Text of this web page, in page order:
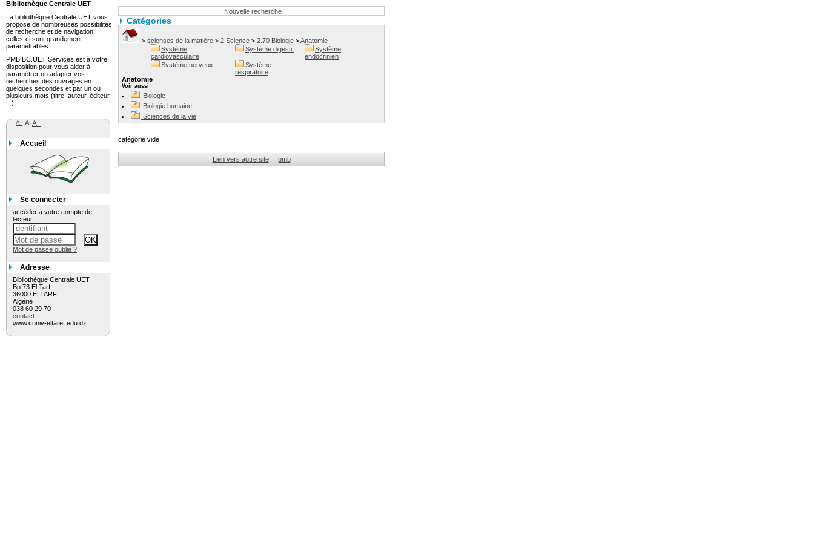
Nouvelle recherche
Catégories
> scienses de la matière > 2 Science > 2.70 Biologie >Anatomie
Système
cardiovasculaire
Système digestif
Système
endocrinien
Système nerveux
Système
respiratoire
Anatomie
Voir aussi
Biologie
Biologie humaine
Sciences de la vie
catégorie vide
Lien vers autre site pmb
Bibliothèque Centrale UET
La bibliothèque Centrale UET vous
propose de nombreuses possibilités
de recherche et de navigation,
celles-ci sont grandement
paramétrables.
PMB BC.UET Services est à votre
disposition pour vous aider à
paramétrer ou adapter vos
recherches des ouvrages en
quelques secondes et par un ou
plusieurs mots (titre, auteur, éditeur,
...). .
A- A A+
Accueil
Se connecter
accéder à votre compte de
lecteur
Mot de passe oublié ?
Adresse
Bibliothèque Centrale UET
Bp 73 El Tarf
36000 ELTARF
Algérie
038 60 29 70
contact
www.cuniv-eltaref.edu.dz